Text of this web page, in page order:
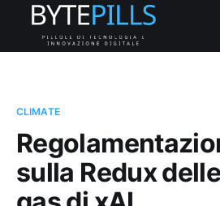
CLIMATE
sulla Redux